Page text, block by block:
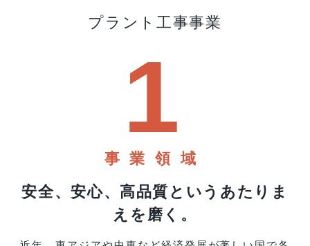
プラント工事事業
1
事業領域
安全、安心、高品質というあたりま
えを磨く。